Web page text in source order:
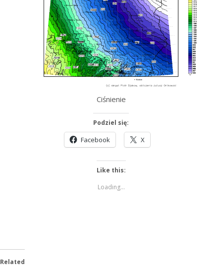
Ciśnienie
Podziel się:
Facebook X
Like this:
Loading...
Related